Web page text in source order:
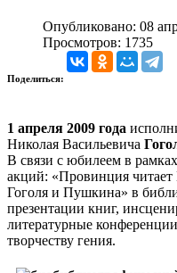
Опубликовано: 08
Просмотров: 1735
Поделиться:
1 апреля 2009 года
Николая Васильевича
В связи с юбилеем в
акций: «Провинция читает
Гоголя и Пушкина» в
презентации книг,
литературные
творчеству гения.